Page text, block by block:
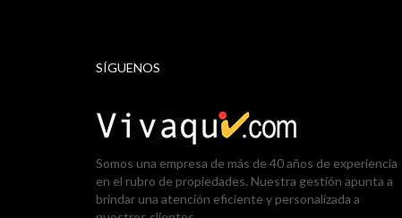
SÍGUENOS
Somos una empresa de más de 40 años de experiencia
en el rubro de propiedades. Nuestra gestión apunta a
brindar una atención eficiente y personalizada a